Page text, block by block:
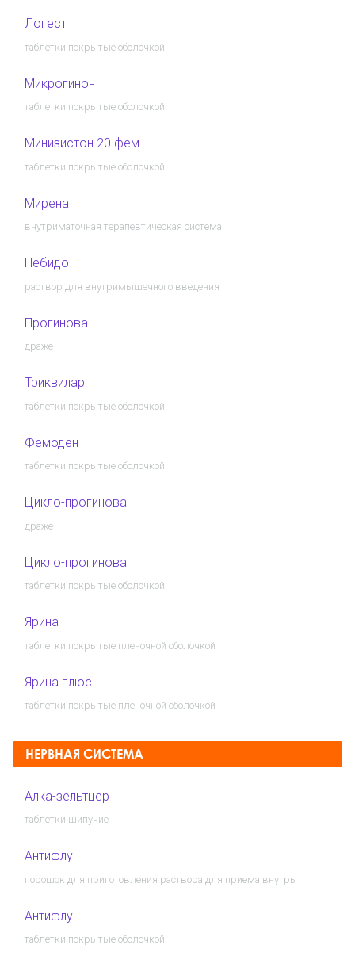
Логест
таблетки покрытые оболочкой
Микрогинон
таблетки покрытые оболочкой
Минизистон 20 фем
таблетки покрытые оболочкой
Мирена
внутриматочная терапевтическая система
Небидо
раствор для внутримышечного введения
Прогинова
драже
Триквилар
таблетки покрытые оболочкой
Фемоден
таблетки покрытые оболочкой
Цикло-прогинова
драже
Цикло-прогинова
таблетки покрытые оболочкой
Ярина
таблетки покрытые пленочной оболочкой
Ярина плюс
таблетки покрытые пленочной оболочкой
НЕРВНАЯ СИСТЕМА
Алка-зельтцер
таблетки шипучие
Антифлу
порошок для приготовления раствора для приема внутрь
Антифлу
таблетки покрытые оболочкой